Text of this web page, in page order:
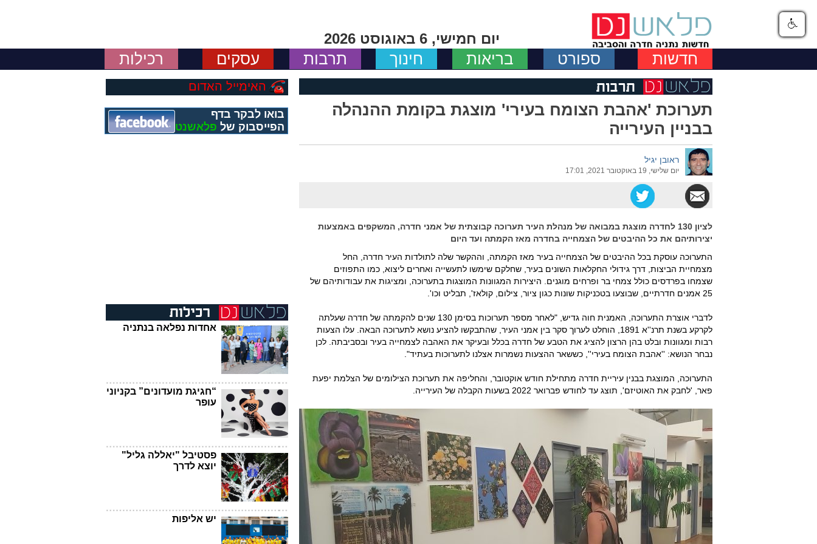
יום חמישי, 6 באוגוסט 2026
חדשות ספורט בריאות חינוך תרבות עסקים רכילות
תערוכת 'אהבת הצומח בעירי' מוצגת בקומת ההנהלה
בבניין העירייה
ראובן יגיל
יום שלישי, 19 באוקטובר 2021, 17:01
לציון 130 לחדרה מוצגת במבואה של מנהלת העיר תערוכה קבוצתית של אמני חדרה, המשקפים באמצעות
יצירותיהם את כל ההיבטים של הצמחייה בחדרה מאז הקמתה ועד היום
התערוכה עוסקת בכל ההיבטים של הצמחייה בעיר מאז הקמתה, וההקשר שלה לתולדות העיר חדרה, החל
מצמחיית הביצות, דרך גידולי החקלאות השונים בעיר, שחלקם שימשו לתעשייה ואחרים ליצוא, כמו התפוזים
שצמחו בפרדסים כולל צמחי בר ופרחים מוגנים. היצירות המגוונות המוצגות בתערוכה, ומציגות את עבודותיהם של
25 אמנים חדרתיים, שבוצעו בטכניקות שונות כגון ציור, צילום, קולאז', תבליט וכו'.
לדברי אוצרת התערוכה, האמנית חוה גדיש, "לאחר מספר תערוכות בסימן 130 שנים להקמתה של חדרה שעלתה
לקרקע בשנת תרנ''א 1891, הוחלט לערוך סקר בין אמני העיר, שהתבקשו להציע נושא לתערוכה הבאה. עלו הצעות
רבות ומגוונות ובלט בהן הרצון להציג את הטבע של חדרה בכלל ובעיקר את האהבה לצמחייה בעיר ובסביבתה. לכן
נבחר הנושא: ''אהבת הצומח בעירי'', כששאר ההצעות נשמרות אצלנו לתערוכות בעתיד".
התערוכה, המוצגת בבנין עיריית חדרה מתחילת חודש אוקטובר, והחליפה את תערוכת הצילומים של הצלמת יפעת
פאר, 'לחבק את האוטיזם', תוצג עד לחודש פברואר 2022 בשעות הקבלה של העירייה.
האימייל האדום
בואו לבקר בדף
הפייסבוק של פלאשנט
אחדות נפלאה בנתניה
“חגיגת מועדונים” בקניוני
עופר
פסטיבל "יאללה גליל"
יוצא לדרך
יש אליפות